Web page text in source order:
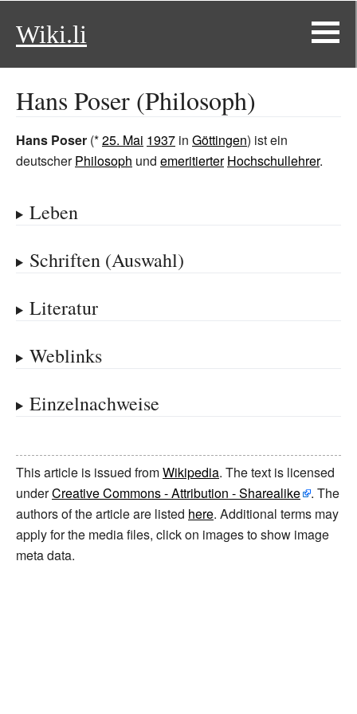
Wiki.li
Hans Poser (Philosoph)
Hans Poser (*25. Mai 1937 in Göttingen) ist ein
deutscherPhilosoph und emeritierter Hochschullehrer.
Leben
Schriften (Auswahl)
Literatur
Weblinks
Einzelnachweise
This article is issued fromWikipedia. The text is licensed
underCreative Commons - Attribution - Sharealike
. The
authors of the article are listed here. Additional terms may
apply for the media files, click on images to show image
meta data.